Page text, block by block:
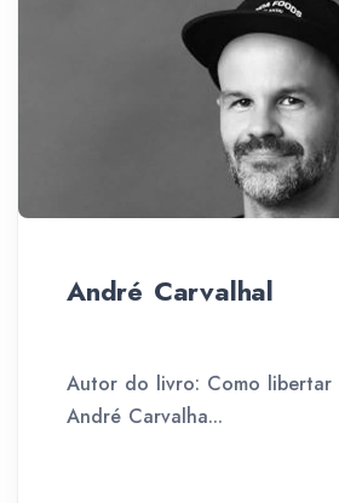
André Carvalhal
Autor do livro: Como libertar
André Carvalha...